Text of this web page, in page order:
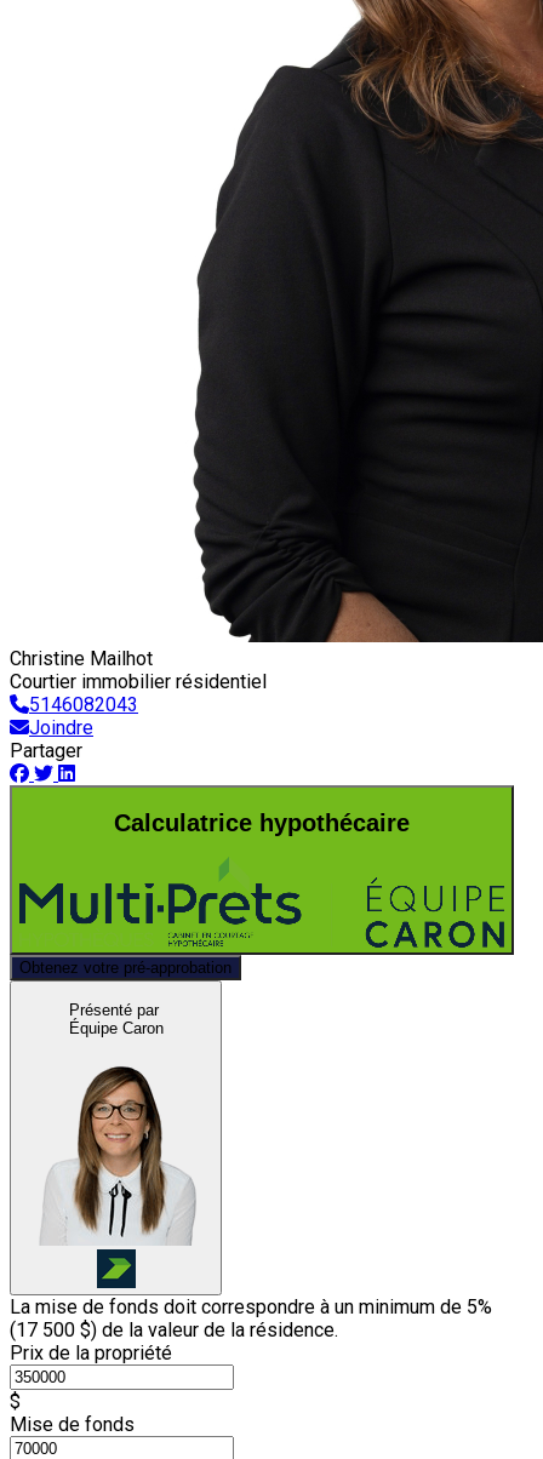
Christine Mailhot
Courtier immobilier résidentiel
5146082043
Joindre
Partager
Calculatrice hypothécaire
Obtenez votre pré-approbation
Présenté par
Équipe Caron
La mise de fonds doit correspondre à un minimum de 5%
(17 500 $) de la valeur de la résidence.
Prix de la propriété
$
Mise de fonds